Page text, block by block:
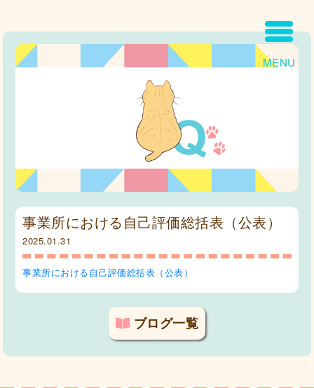
MENU
事業所における自己評価総括表（公表）
2025.01.31
事業所における自己評価総括表（公表）
ブログ一覧